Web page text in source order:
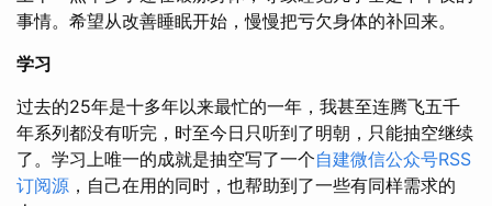
事情。希望从改善睡眠开始，慢慢把亏欠身体的补回来。
学习
过去的25年是十多年以来最忙的一年，我甚至连腾飞五千
年系列都没有听完，时至今日只听到了明朝，只能抽空继续
了。学习上唯一的成就是抽空写了一个自建微信公众号RSS
订阅源 ，自己在用的同时，也帮助到了一些有同样需求的